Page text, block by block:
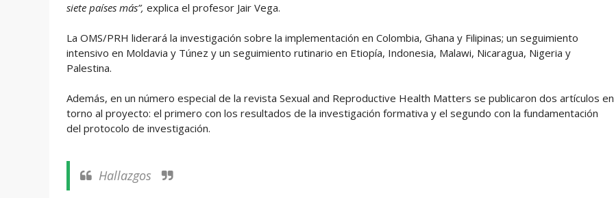
siete países más”, explica el profesor Jair Vega.
La OMS/PRH liderará la investigación sobre la implementación en Colombia, Ghana y Filipinas; un seguimiento
intensivo en Moldavia y Túnez y un seguimiento rutinario en Etiopía, Indonesia, Malawi, Nicaragua, Nigeria y
Palestina.
Además, en un número especial de la revista Sexual and Reproductive Health Matters se publicaron dos artículos en
torno al proyecto: el primero con los resultados de la investigación formativa y el segundo con la fundamentación
del protocolo de investigación.
Hallazgos